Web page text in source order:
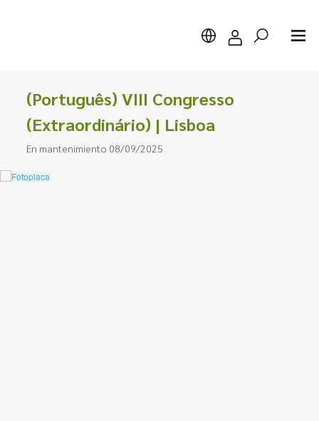
Buscar
(Português) VIII Congresso
(Extraordinário) | Lisboa
En mantenimiento 08/09/2025